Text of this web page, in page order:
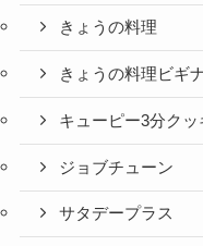
きょうの料理
きょうの料理ビギ
キューピー3分クッ
ジョブチューン
サタデープラス